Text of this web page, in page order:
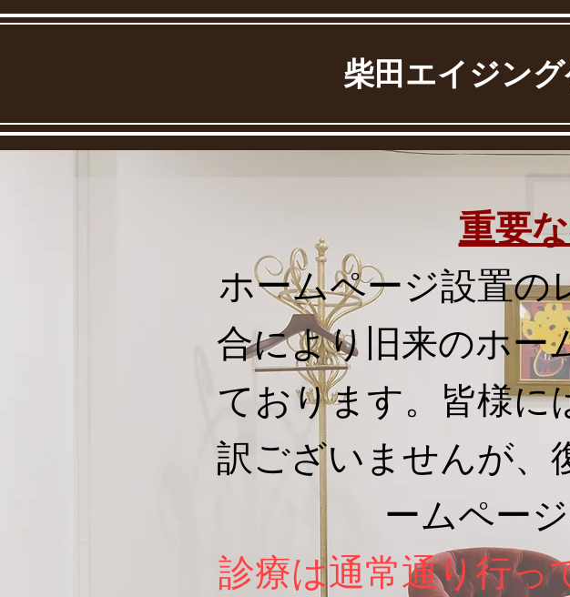
柴田エイジン
重要
ホームページ設置の
合により旧来のホー
ております。皆様に
訳ございませんが、
ームペー
診療は通常通り行っ